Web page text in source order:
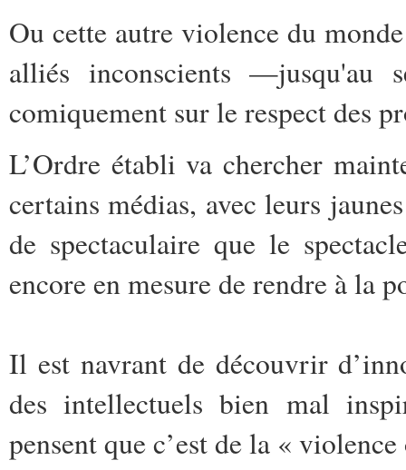
Ou cette autre violence du
alliés inconscients —jusqu'au
comiquement sur le respect des
L’Ordre établi va chercher
certains médias, avec leurs
de spectaculaire que le
encore en mesure de rendre à la
Il est navrant de découvrir
des intellectuels bien mal
pensent que c’est de la «